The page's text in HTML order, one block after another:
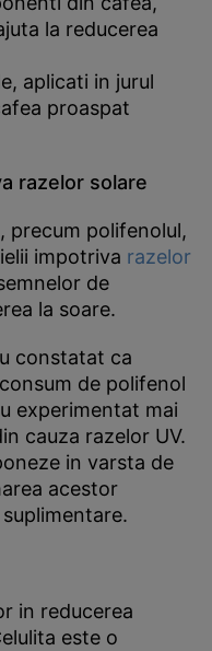
la reducerea
aplicati in jurul
proaspat
razelor solare
, precum polifenolul,
impotriva razelor
de
la soare.
constatat ca
de polifenol
experimentat mai
cauza razelor UV.
in varsta de
acestor
in reducerea
este o